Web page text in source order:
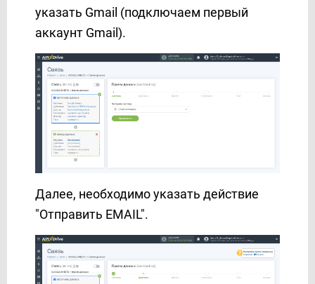
указать Gmail (подключаем первый
аккаунт Gmail).
Далее, необходимо указать действие
"Отправить EMAIL".